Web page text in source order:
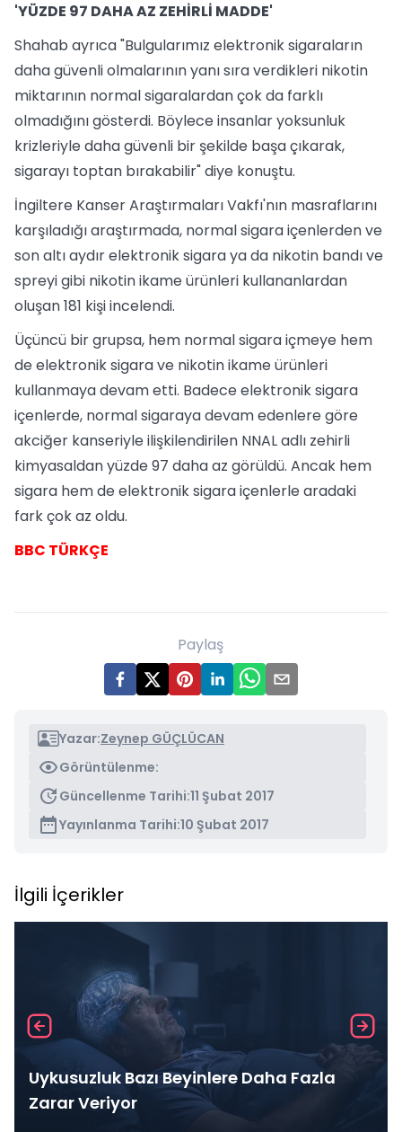
'YÜZDE 97 DAHA AZ ZEHİRLİ MADDE'
Shahab ayrıca "Bulgularımız elektronik sigaraların
daha güvenli olmalarının yanı sıra verdikleri nikotin
miktarının normal sigaralardan çok da farklı
olmadığını gösterdi. Böylece insanlar yoksunluk
krizleriyle daha güvenli bir şekilde başa çıkarak,
sigarayı toptan bırakabilir" diye konuştu.
İngiltere Kanser Araştırmaları Vakfı'nın masraflarını
karşıladığı araştırmada, normal sigara içenlerden ve
son altı aydır elektronik sigara ya da nikotin bandı ve
spreyi gibi nikotin ikame ürünleri kullananlardan
oluşan 181 kişi incelendi.
Üçüncü bir grupsa, hem normal sigara içmeye hem
de elektronik sigara ve nikotin ikame ürünleri
kullanmaya devam etti. Badece elektronik sigara
içenlerde, normal sigaraya devam edenlere göre
akciğer kanseriyle ilişkilendirilen NNAL adlı zehirli
kimyasaldan yüzde 97 daha az görüldü. Ancak hem
sigara hem de elektronik sigara içenlerle aradaki
fark çok az oldu.
BBC TÜRKÇE
Paylaş
Yazar:Zeynep GÜÇLÜCAN
Görüntülenme:
Güncellenme Tarihi:11 Şubat 2017
Yayınlanma Tarihi:10 Şubat 2017
İlgili İçerikler
Uykusuzluk Bazı Beyinlere Daha Fazla
Zarar Veriyor